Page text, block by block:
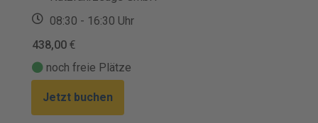
08:30 - 16:30 Uhr
438,00 €
noch freie Plätze
Jetzt buchen